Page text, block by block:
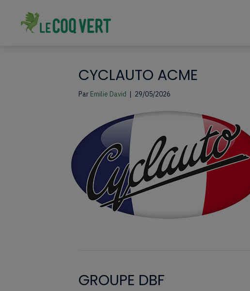
CYCLAUTO ACME
Par Emilie David | 29/05/2026
GROUPE DBF